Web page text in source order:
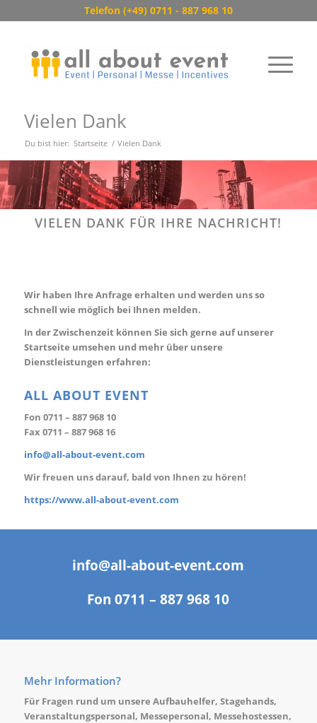
Telefon (+49) 0711 - 887 968 10
Vielen Dank
Du bist hier: Startseite / Vielen Dank
VIELEN DANK FÜR IHRE NACHRICHT!
Wir haben Ihre Anfrage erhalten und werden uns so
schnell wie möglich bei Ihnen melden.
In der Zwischenzeit können Sie sich gerne auf unserer
Startseite umsehen und mehr über unsere
Dienstleistungen erfahren:
ALL ABOUT EVENT
Fon 0711 – 887 968 10
Fax 0711 – 887 968 16
info@all-about-event.com
Wir freuen uns darauf, bald von Ihnen zu hören!
https://www.all-about-event.com
info@all-about-event.com
Fon0711 – 887 968 10
Mehr Information?
Für Fragen rund um unsere Aufbauhelfer, Stagehands,
Veranstaltungspersonal, Messepersonal, Messehostessen,